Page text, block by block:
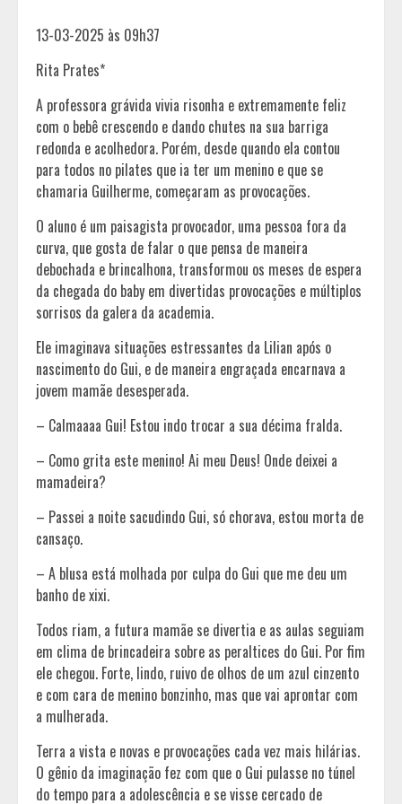
13-03-2025 às 09h37
Rita Prates*
A professora grávida vivia risonha e extremamente feliz
com o bebê crescendo e dando chutes na sua barriga
redonda e acolhedora. Porém, desde quando ela contou
para todos no pilates que ia ter um menino e que se
chamaria Guilherme, começaram as provocações.
O aluno é um paisagista provocador, uma pessoa fora da
curva, que gosta de falar o que pensa de maneira
debochada e brincalhona, transformou os meses de espera
da chegada do baby em divertidas provocações e múltiplos
sorrisos da galera da academia.
Ele imaginava situações estressantes da Lilian após o
nascimento do Gui, e de maneira engraçada encarnava a
jovem mamãe desesperada.
– Calmaaaa Gui! Estou indo trocar a sua décima fralda.
– Como grita este menino! Ai meu Deus! Onde deixei a
mamadeira?
– Passei a noite sacudindo Gui, só chorava, estou morta de
cansaço.
– A blusa está molhada por culpa do Gui que me deu um
banho de xixi.
Todos riam, a futura mamãe se divertia e as aulas seguiam
em clima de brincadeira sobre as peraltices do Gui. Por fim
ele chegou. Forte, lindo, ruivo de olhos de um azul cinzento
e com cara de menino bonzinho, mas que vai aprontar com
a mulherada.
Terra a vista e novas e provocações cada vez mais hilárias.
O gênio da imaginação fez com que o Gui pulasse no túnel
do tempo para a adolescência e se visse cercado de